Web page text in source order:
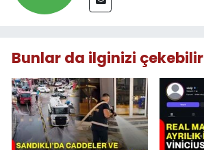
Bunlar da ilginizi çekebilir